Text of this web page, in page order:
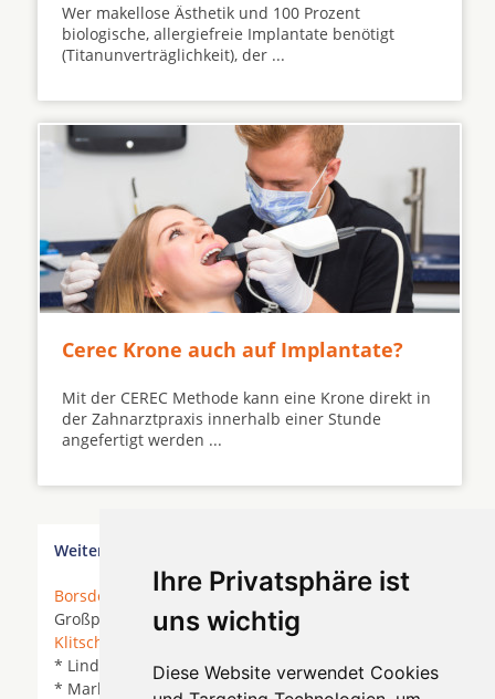
Ihre Privatsphäre ist
uns wichtig
Diese Website verwendet Cookies
Wer makellose Ästhetik und 100 Prozent
biologische, allergiefreie Implantate benötigt
(Titanunverträglichkeit), der ...
Cerec Krone auch auf Implantate?
Mit der CEREC Methode kann eine Krone direkt in
der Zahnarztpraxis innerhalb einer Stunde
angefertigt werden ...
Weitere Orte in der Nähe von Lugau/Erzgebirge
Borsdorf Delitzsch * Eilenburg* Engelsdorf *
Großpösna * Hohenprießnitz* Jesewitz *
Klitschmar
*Leipzig Engelsdorf
* Lindenthal *Löbnitz* Lützschena *Markkleeberg
* Markranstädt * Mölkau *
Panitzsch * Rackwitz